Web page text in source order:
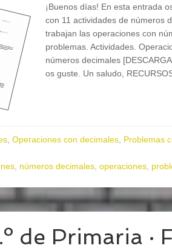
¡Buenos días! En esta entrada
con 11 actividades de números
trabajan las operaciones con
problemas. Actividades.
números decimales
os guste. Un saludo,
, Operaciones con decimales, Problemas
, números decimales, operaciones,
de Primaria ·